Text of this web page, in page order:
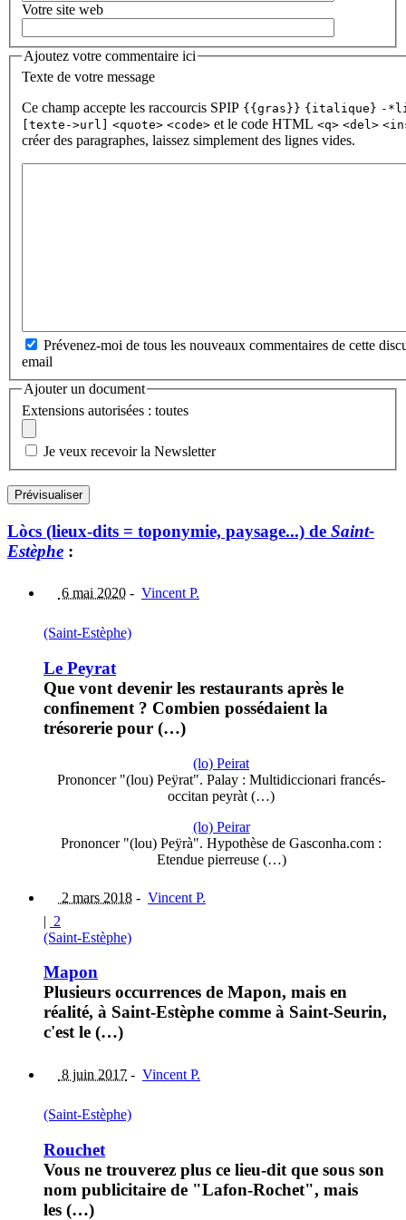
Votre site web
Ajoutez votre commentaire ici
Texte de votre message
Ce champ accepte les raccourcis SPIP {{gras}} {italique} -
[texte->url]
<quote> <code> et le code HTML <q> <del>
créer des paragraphes, laissez simplement des lignes vides.
Prévenez-moi de tous les nouveaux commentaires de cette
email
Ajouter un document
Extensions autorisées : toutes
Je veux recevoir la Newsletter
Lòcs (lieux-dits = toponymie, paysage...) de Saint-
Estèphe :
6 mai 2020 - Vincent P.
(Saint-Estèphe)
Le Peyrat
Que vont devenir les restaurants après le
confinement ? Combien possédaient la
trésorerie pour (…)
(lo) Peirat
Prononcer "(lou) Peÿrat". Palay : Multidiccionari francés-
occitan peyràt (…)
(lo) Peirar
Prononcer "(lou) Peÿrà". Hypothèse de Gasconha.com :
Etendue pierreuse (…)
2 mars 2018 - Vincent P.
| 2
(Saint-Estèphe)
Mapon
Plusieurs occurrences de Mapon, mais en
réalité, à Saint-Estèphe comme à Saint-Seurin,
c'est le (…)
8 juin 2017 - Vincent P.
(Saint-Estèphe)
Rouchet
Vous ne trouverez plus ce lieu-dit que sous son
nom publicitaire de "Lafon-Rochet", mais
les (…)